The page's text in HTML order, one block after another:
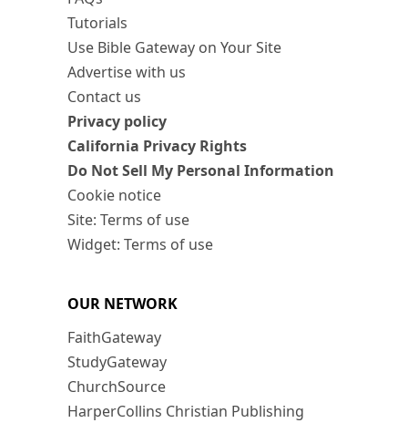
Tutorials
Use Bible Gateway on Your Site
Advertise with us
Contact us
Privacy policy
California Privacy Rights
Do Not Sell My Personal Information
Cookie notice
Site: Terms of use
Widget: Terms of use
OUR NETWORK
FaithGateway
StudyGateway
ChurchSource
HarperCollins Christian Publishing